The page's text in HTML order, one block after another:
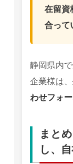
在留資
合って
静岡県内
企業様は、
わせフォ
まと
し、